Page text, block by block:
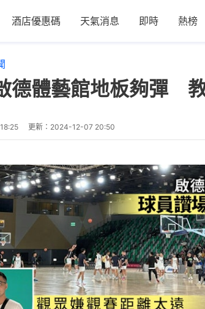
酒店優惠碼 天氣消息 即時 熱榜
德體藝館地板夠彈
更新： 2024-12-07 20:50